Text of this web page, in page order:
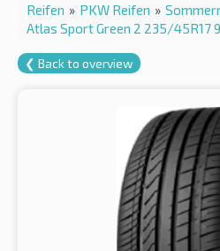
Reifen » PKW Reifen »
Atlas Sport Green 2 235/45R17
❮ Back to overview